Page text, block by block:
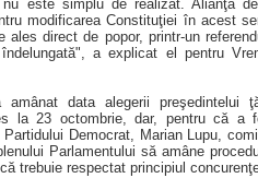
este simplu de realizat. Alianţa
modificarea Constituţiei în acest
direct de popor, printr-un
a explicat el pentru
data alegerii preşedintelui
la 23 octombrie, dar, pentru că a
Democrat, Marian Lupu,
Parlamentului să amâne
trebuie respectat principiul